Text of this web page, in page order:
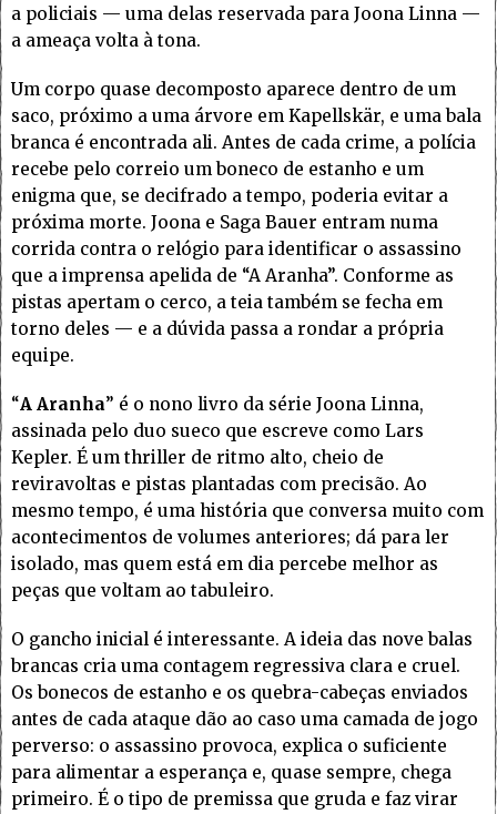
a policiais — uma delas reservada para Joona Linna —
a ameaça volta à tona.
Um corpo quase decomposto aparece dentro de um
saco, próximo a uma árvore em Kapellskär, e uma bala
branca é encontrada ali. Antes de cada crime, a polícia
recebe pelo correio um boneco de estanho e um
enigma que, se decifrado a tempo, poderia evitar a
próxima morte. Joona e Saga Bauer entram numa
corrida contra o relógio para identificar o assassino
que a imprensa apelida de “A Aranha”. Conforme as
pistas apertam o cerco, a teia também se fecha em
torno deles — e a dúvida passa a rondar a própria
equipe.
“A Aranha” é o nono livro da série Joona Linna,
assinada pelo duo sueco que escreve como Lars
Kepler. É um thriller de ritmo alto, cheio de
reviravoltas e pistas plantadas com precisão. Ao
mesmo tempo, é uma história que conversa muito com
acontecimentos de volumes anteriores; dá para ler
isolado, mas quem está em dia percebe melhor as
peças que voltam ao tabuleiro.
O gancho inicial é interessante. A ideia das nove balas
brancas cria uma contagem regressiva clara e cruel.
Os bonecos de estanho e os quebra-cabeças enviados
antes de cada ataque dão ao caso uma camada de jogo
perverso: o assassino provoca, explica o suficiente
para alimentar a esperança e, quase sempre, chega
primeiro. É o tipo de premissa que gruda e faz virar